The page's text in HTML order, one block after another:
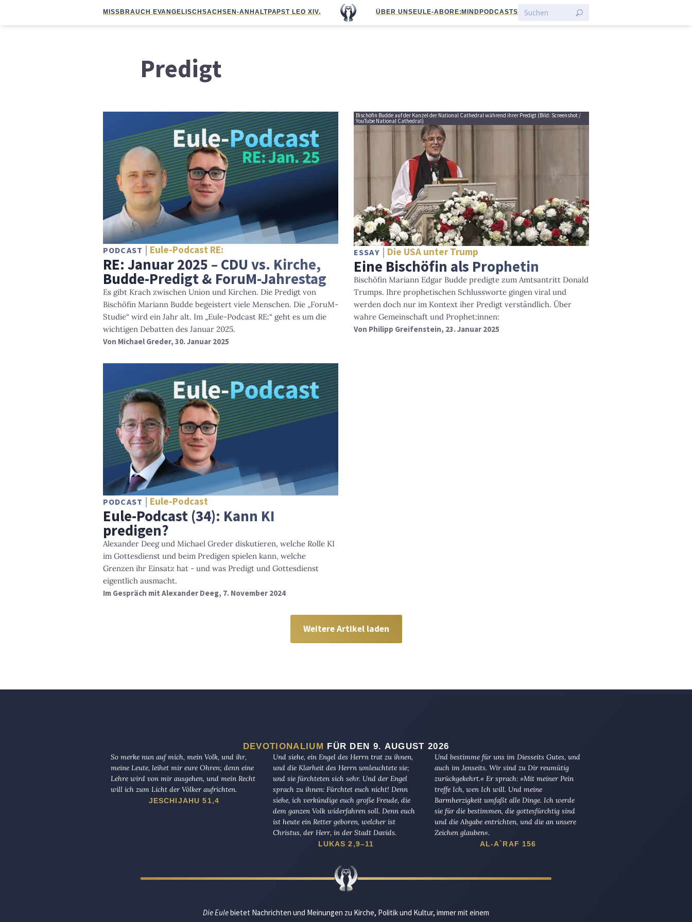
MISSBRAUCH EVANGELISCHSACHSEN-ANHALTPAPST LEO XIV. ÜBER UNS EULE-ABO RE:MIND PODCASTS
Predigt
PODCAST Eule-Podcast RE:
RE: Januar 2025 – CDU vs. Kirche,
Budde-Predigt & ForuM-Jahrestag
Es gibt Krach zwischen Union und Kirchen. Die Predigt von
Bischöfin Mariann Budde begeistert viele Menschen. Die „ForuM-
Studie“ wird ein Jahr alt. Im „Eule-Podcast RE:“ geht es um die
wichtigen Debatten des Januar 2025.
Von Michael Greder, 30. Januar 2025
Bischöfin Budde auf der Kanzel der National Cathedral während ihrer Predigt (Bild: Screenshot /
YouTube National Cathedral)
ESSAY Die USA unter Trump
Eine Bischöfin als Prophetin
Bischöfin Mariann Edgar Budde predigte zum Amtsantritt Donald
Trumps. Ihre prophetischen Schlussworte gingen viral und
werden doch nur im Kontext iher Predigt verständlich. Über
wahre Gemeinschaft und Prophet:innen:
Von Philipp Greifenstein, 23. Januar 2025
PODCAST Eule-Podcast
Eule-Podcast (34): Kann KI
predigen?
Alexander Deeg und Michael Greder diskutieren, welche Rolle KI
im Gottesdienst und beim Predigen spielen kann, welche
Grenzen ihr Einsatz hat - und was Predigt und Gottesdienst
eigentlich ausmacht.
Im Gespräch mit Alexander Deeg, 7. November 2024
Weitere Artikel laden
DEVOTIONALIUM FÜR DEN 9. AUGUST 2026
So merke nun auf mich, mein Volk, und ihr,
meine Leute, leihet mir eure Ohren; denn eine
Lehre wird von mir ausgehen, und mein Recht
will ich zum Licht der Völker aufrichten.
JESCHIJAHU 51,4
Und siehe, ein Engel des Herrn trat zu ihnen,
und die Klarheit des Herrn umleuchtete sie;
und sie fürchteten sich sehr. Und der Engel
sprach zu ihnen: Fürchtet euch nicht! Denn
siehe, ich verkündige euch große Freude, die
dem ganzen Volk widerfahren soll. Denn euch
ist heute ein Retter geboren, welcher ist
Christus, der Herr, in der Stadt Davids.
LUKAS 2,9–11
Und bestimme für uns im Diesseits Gutes, und
auch im Jenseits. Wir sind zu Dir reumütig
zurückgekehrt.« Er sprach: »Mit meiner Pein
treffe Ich, wen Ich will. Und meine
Barmherzigkeit umfaßt alle Dinge. Ich werde
sie für die bestimmen, die gottesfürchtig sind
und die Abgabe entrichten, und die an unsere
Zeichen glauben«.
AL-A`RAF 156
Die Eulebietet Nachrichten und Meinungen zu Kirche, Politik und Kultur, immer mit einem